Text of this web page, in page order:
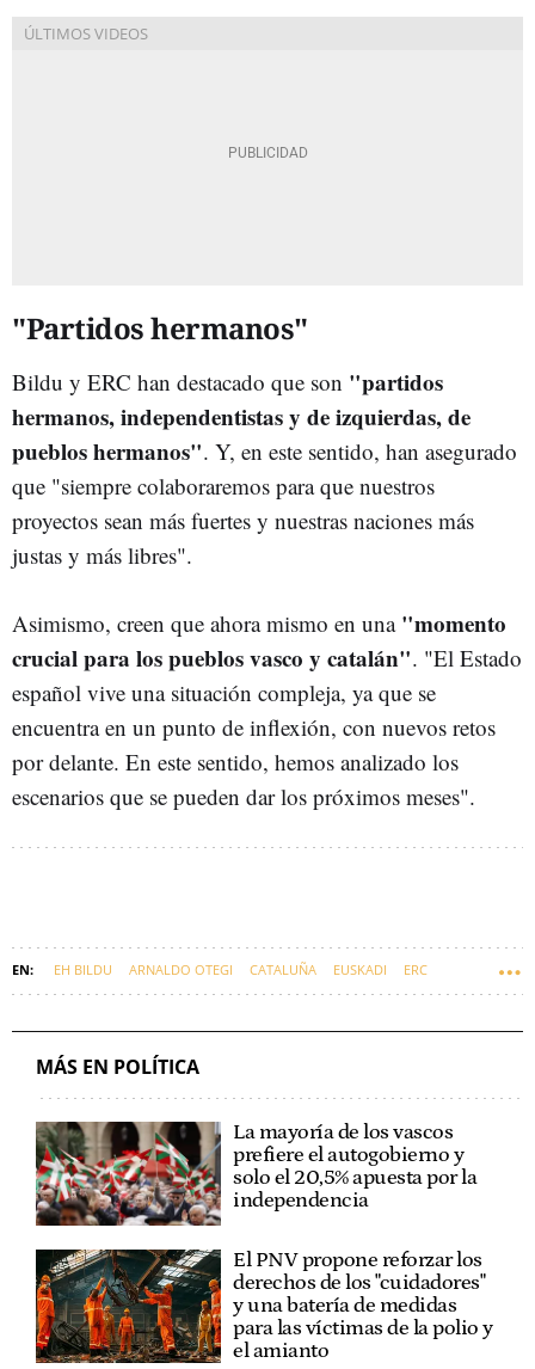
"Partidos hermanos"
Bildu y ERC han destacado que son "partidos
hermanos, independentistas y de izquierdas, de
pueblos hermanos". Y, en este sentido, han asegurado
que "siempre colaboraremos para que nuestros
proyectos sean más fuertes y nuestras naciones más
justas y más libres".
Asimismo, creen que ahora mismo en una "momento
crucial para los pueblos vasco y catalán". "El Estado
español vive una situación compleja, ya que se
encuentra en un punto de inflexión, con nuevos retos
por delante. En este sentido, hemos analizado los
escenarios que se pueden dar los próximos meses".
EH BILDU ARNALDO OTEGI CATALUÑA EUSKADI ERC
MÁS EN POLÍTICA
La mayoría de los vascos
prefiere el autogobierno y
solo el 20,5% apuesta por la
independencia
El PNV propone reforzar los
derechos de los "cuidadores"
y una batería de medidas
para las víctimas de la polio y
el amianto